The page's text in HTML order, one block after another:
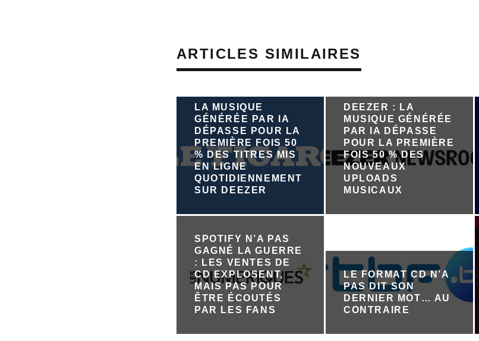
ARTICLES SIMILAIRES
LA MUSIQUE
GÉNÉRÉE PAR IA
DÉPASSE POUR LA
PREMIÈRE FOIS 50
% DES TITRES MIS
EN LIGNE
QUOTIDIENNEMENT
SUR DEEZER
DEEZER : LA
MUSIQUE GÉNÉRÉE
PAR IA DÉPASSE
POUR LA PREMIÈRE
FOIS 50 % DES
NOUVEAUX
UPLOADS
MUSICAUX
SPOTIFY N’A PAS
GAGNÉ LA GUERRE
: LES VENTES DE
CD EXPLOSENT,
MAIS PAS POUR
ÊTRE ÉCOUTÉS
PAR LES FANS
LE FORMAT CD N’A
PAS DIT SON
DERNIER MOT… AU
CONTRAIRE